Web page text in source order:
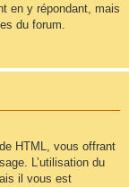
en y répondant, mais
du forum.
HTML, vous offrant
L’utilisation du
il vous est